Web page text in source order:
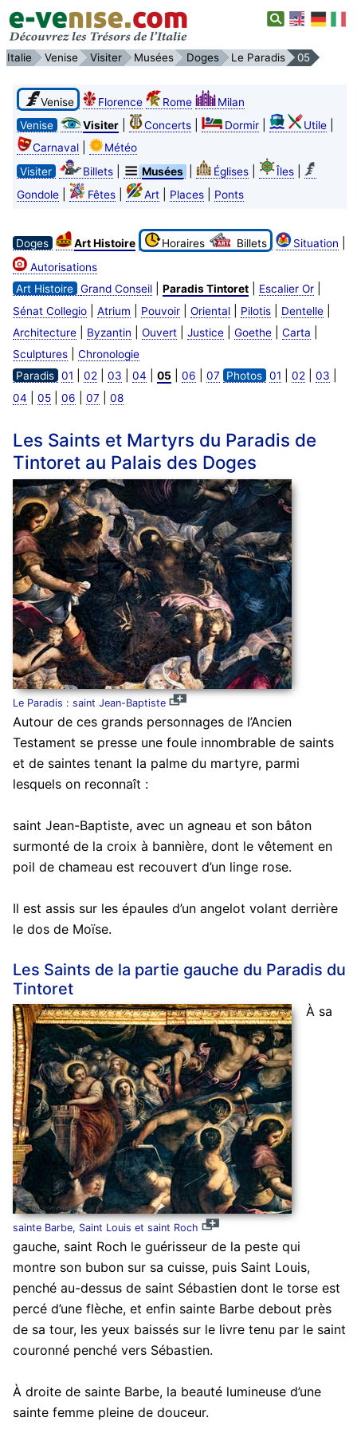
Italie Venise Visiter Musées Doges Le Paradis 05
Venise Florence Rome
Milan
Venise
Visiter| Concerts| Dormir| Utile|
Carnaval|
Météo
Visiter
Billets| Musées Églises| Îles|
Gondole| Fêtes| Art| Places| Ponts
Doges Art Histoire Horaires Billets Situation
Autorisations
Art Histoire Grand Conseil| Paradis Tintoret| Escalier Or|
Sénat Collegio| Atrium Pouvoir| Oriental| Pilotis| Dentelle|
Architecture| Byzantin Ouvert| Justice| Goethe| Carta
Sculptures| Chronologie
Paradis 01 02 03 04 05 06 07 Photos 01 02 03
04 05| 06 07 08
Les Saints et Martyrs du Paradis de
Tintoret au Palais des Doges
Le Paradis : saint Jean-Baptiste
Autour de ces grands personnages de l’Ancien
Testament se presse une foule innombrable de saints
et de saintes tenant la palme du martyre, parmi
lesquels on reconnaît :
saint Jean-Baptiste, avec un agneau et son bâton
surmonté de la croix à bannière, dont le vêtement en
poil de chameau est recouvert d’un linge rose.
Il est assis sur les épaules d’un angelot volant derrière
le dos de Moïse.
Les Saints de la partie gauche du Paradis du
Tintoret
sainte Barbe, Saint Louis et saint Roch
À sa
gauche, saint Roch le guérisseur de la peste qui
montre son bubon sur sa cuisse, puis Saint Louis,
penché au-dessus de saint Sébastien dont le torse est
percé d’une flèche, et enfin sainte Barbe debout près
de sa tour, les yeux baissés sur le livre tenu par le saint
couronné penché vers Sébastien.
À droite de sainte Barbe, la beauté lumineuse d’une
sainte femme pleine de douceur.